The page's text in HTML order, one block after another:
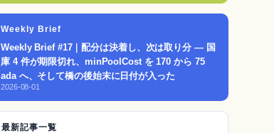
Weekly Brief
Weekly Brief #17｜配分は決着し、次は取り分 — 国
庫 4 件が期限切れ、minPoolCost を 170 から 75
ada へ、そして橋の後始末に日付が入った
2026-08-01
最新記事一覧